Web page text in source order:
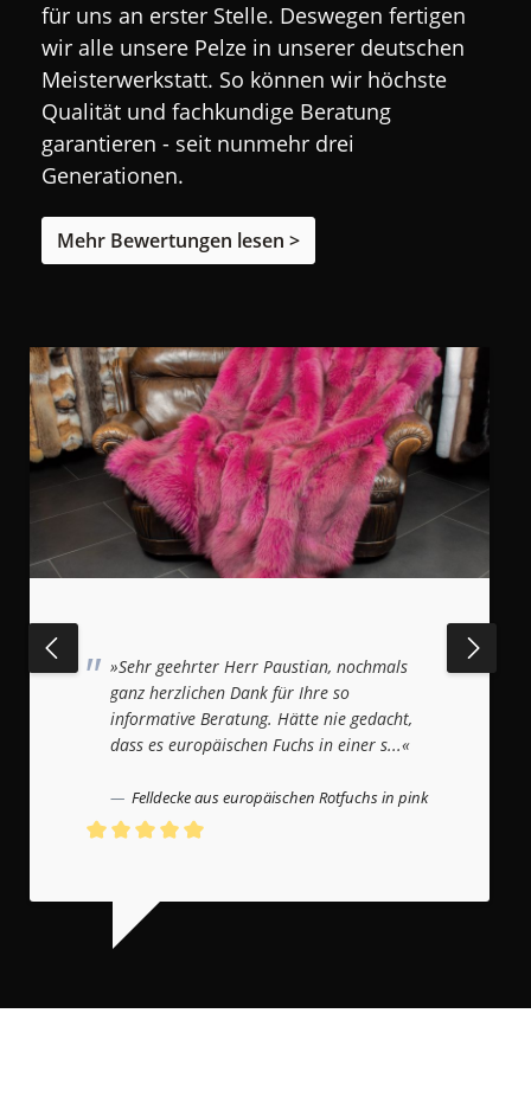
für uns an erster Stelle. Deswegen fertigen
wir alle unsere Pelze in unserer deutschen
Meisterwerkstatt. So können wir höchste
Qualität und fachkundige Beratung
garantieren - seit nunmehr drei
Generationen.
Mehr Bewertungen lesen >
»Sehr geehrter Herr Paustian, nochmals
ganz herzlichen Dank für Ihre so
informative Beratung. Hätte nie gedacht,
dass es europäischen Fuchs in einer s...«
Felldecke aus europäischen Rotfuchs in pink